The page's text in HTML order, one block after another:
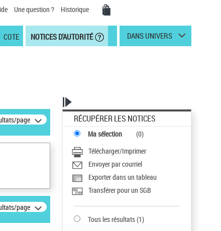
Une question ? Historique
COTE NOTICES D'AUTORITÉ DANS UNIVERS
page
page
RÉCUPÉRER LES NOTICES
Ma sélection (0)
Télécharger/Imprimer
Envoyer par courriel
Exporter dans un tableau
Transférer pour un SGB
Tous les résultats(1)